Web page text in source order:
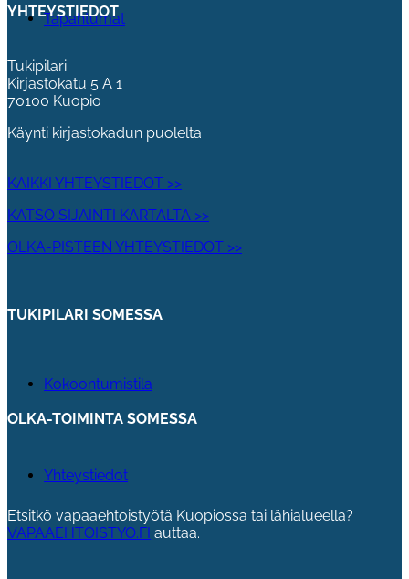
Tapahtumat
Kokoontumistila
Yhteystiedot
YHTEYSTIEDOT
Tukipilari
Kirjastokatu 5 A 1
70100 Kuopio
Käynti kirjastokadun puolelta
KAIKKI YHTEYSTIEDOT >>
KATSO SIJAINTI KARTALTA >>
OLKA-PISTEEN YHTEYSTIEDOT >>
TUKIPILARI SOMESSA
OLKA-TOIMINTA SOMESSA
Etsitkö vapaaehtoistyötä Kuopiossa tai lähialueella?
VAPAAEHTOISTYO.FI auttaa.